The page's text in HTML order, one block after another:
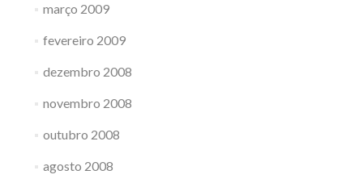
março 2009
fevereiro 2009
dezembro 2008
novembro 2008
outubro 2008
agosto 2008